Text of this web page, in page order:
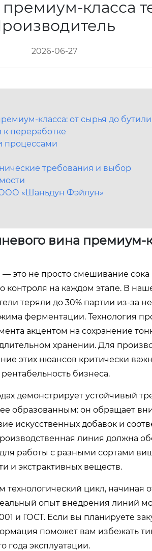
класса
2026-06-27
класса: от сырья до
переработке
процессами
требования и выбор
ООО «Шаньдун Фэйлун»
вина премиум-
это не просто смешивание
контроля на каждом этапе. В
теряли до 30% партии из-за
ферментации. Технология
акцентом на сохранение
хранении. Для
этих нюансов критически
бизнеса.
демонстрирует устойчивый
образованным: он обращает
искусственных добавок и
линия должна
работы с разными сортами
и экстрактивных веществ.
цикл, начиная
опыт внедрения линий
и ГОСТ. Если вы планируете
поможет вам избежать
года эксплуатации.